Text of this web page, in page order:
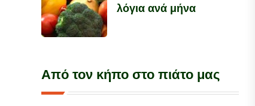
λόγια ανά μήνα
Από τον κήπο στο πιάτο μας